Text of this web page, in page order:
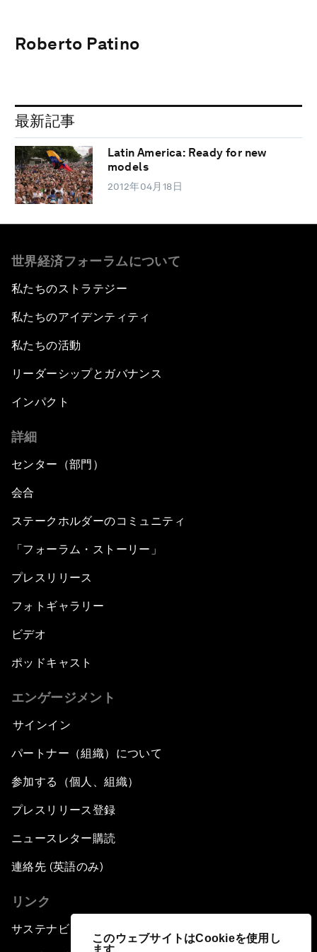
このウェブサイトはCookieを使用し
ます
Roberto Patino
最新記事
Latin America: Ready for new
models
2012年04月18日
世界経済フォーラムについて
私たちのストラテジー
私たちのアイデンティティ
私たちの活動
リーダーシップとガバナンス
インパクト
詳細
センター（部門）
会合
ステークホルダーのコミュニティ
「フォーラム・ストーリー」
プレスリリース
フォトギャラリー
ビデオ
ポッドキャスト
エンゲージメント
サインイン
パートナー（組織）について
参加する（個人、組織）
プレスリリース登録
ニュースレター購読
連絡先 (英語のみ)
リンク
サステナビリティへの取り組み